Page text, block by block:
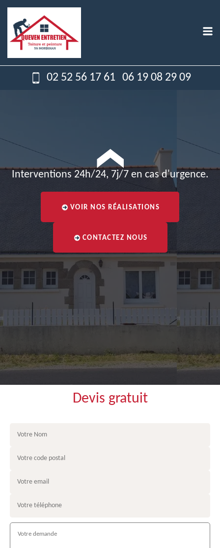
02 52 56 17 61 06 19 08 29 09
Interventions 24h/24, 7j/7 en cas d'urgence.
VOIR NOS RÉALISATIONS
CONTACTEZ NOUS
Devis gratuit